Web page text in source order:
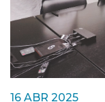
16 ABR 2025